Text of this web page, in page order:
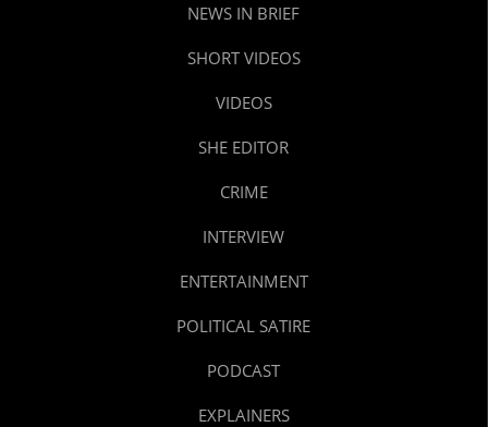
NEWS IN BRIEF
SHORT VIDEOS
VIDEOS
SHE EDITOR
CRIME
INTERVIEW
ENTERTAINMENT
POLITICAL SATIRE
PODCAST
EXPLAINERS